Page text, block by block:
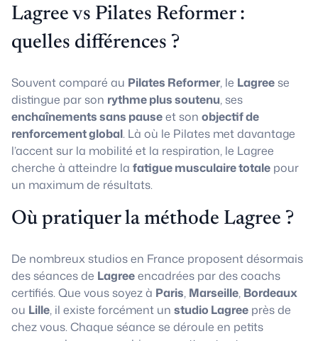
Lagree vs Pilates Reformer :
quelles différences ?
Souvent comparé au Pilates Reformer, le Lagree se
distingue par son rythme plus soutenu, ses
enchaînements sans pauseet son objectif de
renforcement global. Là où le Pilates met davantage
l’accent sur la mobilité et la respiration, le Lagree
cherche à atteindre la fatigue musculaire totale pour
un maximum de résultats.
Où pratiquer la méthode Lagree ?
De nombreux studios en France proposent désormais
des séances de Lagreeencadrées par des coachs
certifiés. Que vous soyez à Paris, Marseille, Bordeaux
ou Lille, il existe forcément un studio Lagree près de
chez vous. Chaque séance se déroule en petits